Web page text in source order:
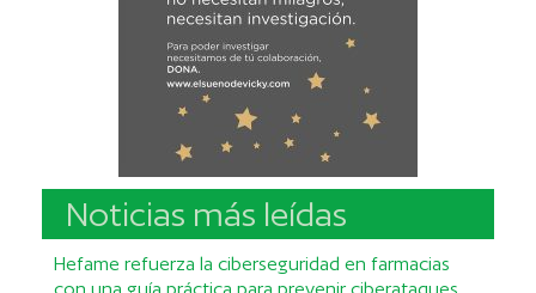
Noticias más leídas
Hefame refuerza la ciberseguridad en farmacias